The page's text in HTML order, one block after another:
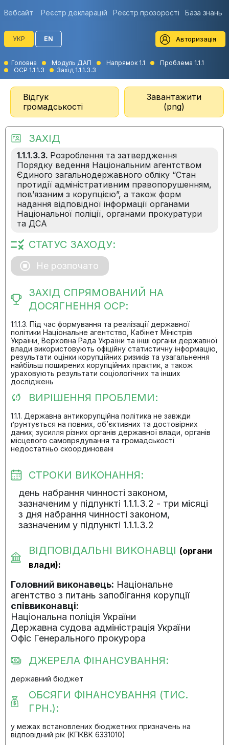
Вебсайт Реєстр декларацій Реєстр прозорості База знань
УКР EN Авторизація
Головна Модуль ДАП Напрямок 1.1
Проблема 1.1.1
ОСР 1.1.1.3
Захід 1.1.1.3.3
Відгук
громадськості
Завантажити
(png)
ЗАХІД
1.1.1.3.3. Розроблення та затвердження
Порядку ведення Національним агентством
Єдиного загальнодержавного обліку “Стан
протидії адміністративним правопорушенням,
пов’язаним з корупцією”, а також форм
надання відповідної інформації органами
Національної поліції, органами прокуратури
та ДСА
СТАТУС ЗАХОДУ:
Не розпочато
ЗАХІД СПРЯМОВАНИЙ НА
ДОСЯГНЕННЯ ОСР:
1.1.1.3. Під час формування та реалізації державної
політики Національне агентство, Кабінет Міністрів
України, Верховна Рада України та інші органи державної
влади використовують офіційну статистичну інформацію,
результати оцінки корупційних ризиків та узагальнення
найбільш поширених корупційних практик, а також
ураховують результати соціологічних та інших
досліджень
ВИРІШЕННЯ ПРОБЛЕМИ:
1.1.1. Державна антикорупційна політика не завжди
ґрунтується на повних, об’єктивних та достовірних
даних; зусилля різних органів державної влади, органів
місцевого самоврядування та громадськості
недостатньо скоординовані
СТРОКИ ВИКОНАННЯ:
день набрання чинності законом,
зазначеним у підпункті 1.1.1.3.2 - три місяці
з дня набрання чинності законом,
зазначеним у підпункті 1.1.1.3.2
ВІДПОВІДАЛЬНІ ВИКОНАВЦІ (органи
влади):
Головний виконавець: Національне
агентство з питань запобігання корупції
співвиконавці:
Національна поліція України
Державна судова адміністрація України
Офіс Генерального прокурора
ДЖЕРЕЛА ФІНАНСУВАННЯ:
державний бюджет
ОБСЯГИ ФІНАНСУВАННЯ (ТИС.
ГРН.):
у межах встановлених бюджетних призначень на
відповідний рік (КПКВК 6331010)